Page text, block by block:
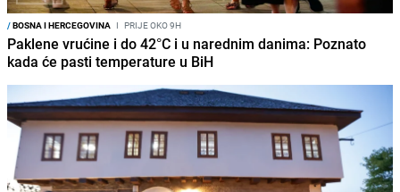
/BOSNA I HERCEGOVINA I PRIJE OKO 9H
Paklene vrućine i do 42°C i u narednim danima: Poznato
kada će pasti temperature u BiH